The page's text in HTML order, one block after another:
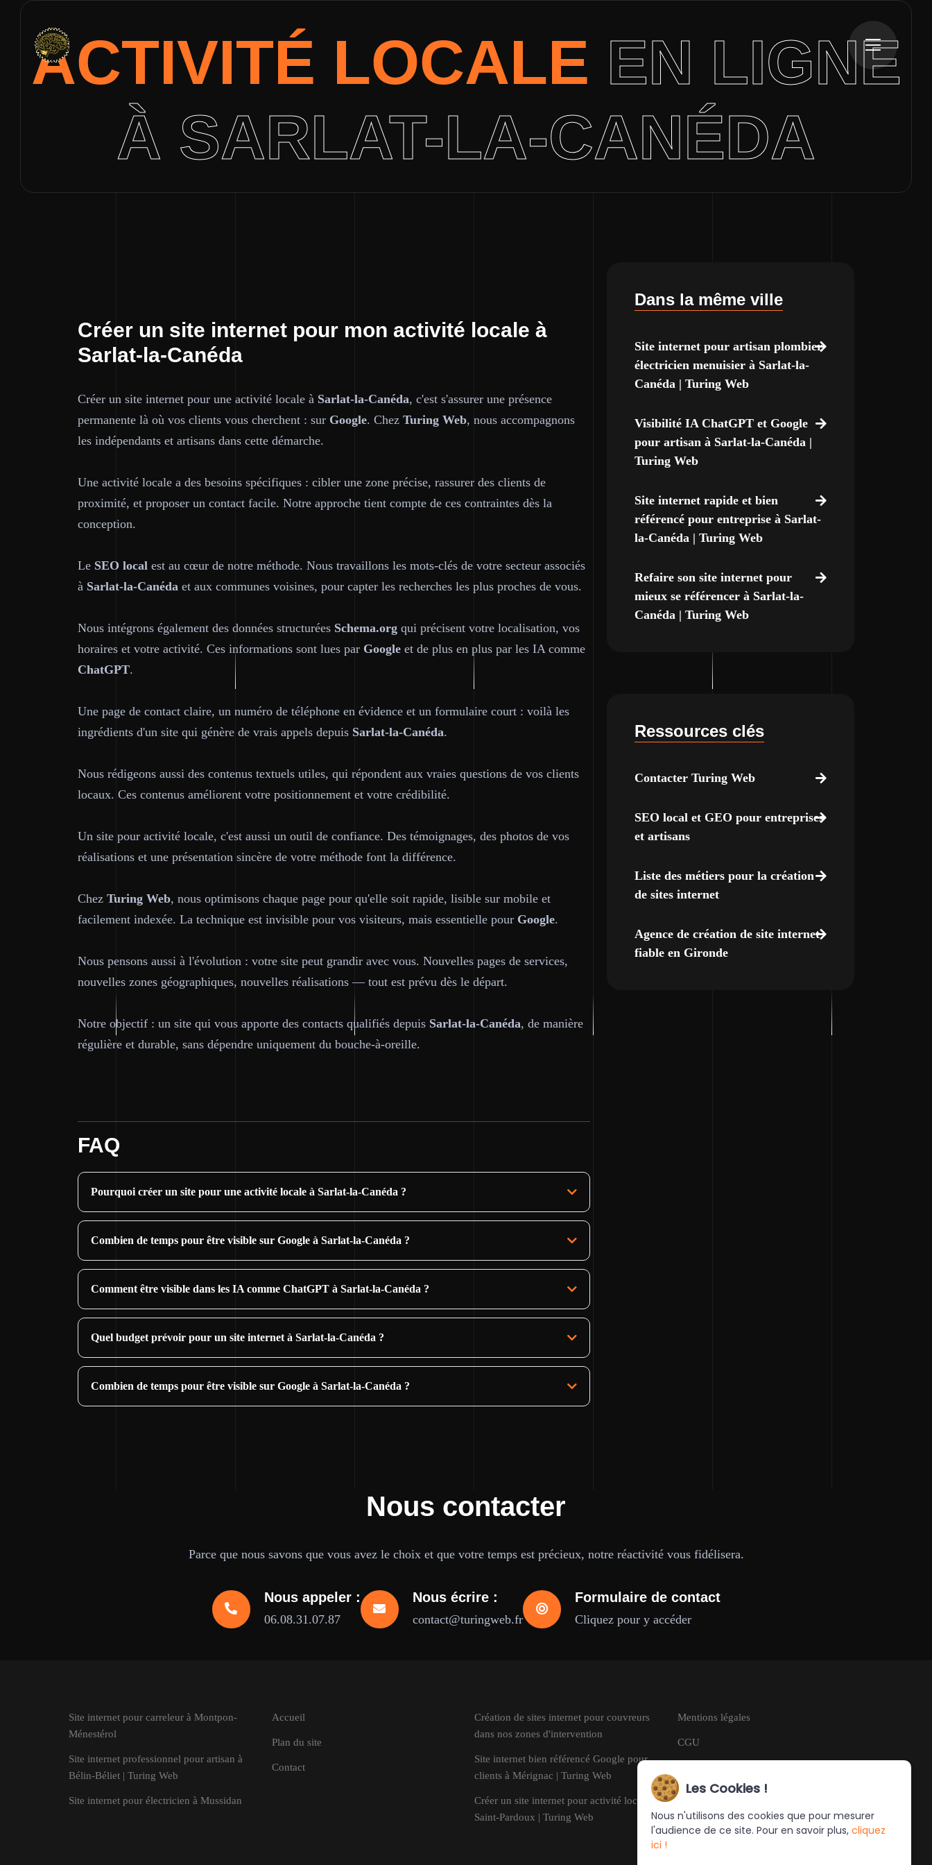
ACTIVITÉ LOCALE EN LIGNE
À SARLAT-LA-CANÉDA
Créer un site internet pour mon activité locale à
Sarlat-la-Canéda
Créer un site internet pour une activité locale à Sarlat-la-Canéda, c'est s'assurer une présence
permanente là où vos clients vous cherchent : sur Google. Chez Turing Web, nous accompagnons
les indépendants et artisans dans cette démarche.
Une activité locale a des besoins spécifiques : cibler une zone précise, rassurer des clients de
proximité, et proposer un contact facile. Notre approche tient compte de ces contraintes dès la
conception.
Le SEO local est au cœur de notre méthode. Nous travaillons les mots-clés de votre secteur associés
à Sarlat-la-Canéda et aux communes voisines, pour capter les recherches les plus proches de vous.
Nous intégrons également des données structurées Schema.org qui précisent votre localisation, vos
horaires et votre activité. Ces informations sont lues par Google et de plus en plus par les IA comme
ChatGPT.
Une page de contact claire, un numéro de téléphone en évidence et un formulaire court : voilà les
ingrédients d'un site qui génère de vrais appels depuis Sarlat-la-Canéda.
Nous rédigeons aussi des contenus textuels utiles, qui répondent aux vraies questions de vos clients
locaux. Ces contenus améliorent votre positionnement et votre crédibilité.
Un site pour activité locale, c'est aussi un outil de confiance. Des témoignages, des photos de vos
réalisations et une présentation sincère de votre méthode font la différence.
Chez Turing Web, nous optimisons chaque page pour qu'elle soit rapide, lisible sur mobile et
facilement indexée. La technique est invisible pour vos visiteurs, mais essentielle pour Google.
Nous pensons aussi à l'évolution : votre site peut grandir avec vous. Nouvelles pages de services,
nouvelles zones géographiques, nouvelles réalisations — tout est prévu dès le départ.
Notre objectif : un site qui vous apporte des contacts qualifiés depuis Sarlat-la-Canéda, de manière
régulière et durable, sans dépendre uniquement du bouche-à-oreille.
FAQ
Pourquoi créer un site pour une activité locale à Sarlat-la-Canéda ?
Combien de temps pour être visible sur Google à Sarlat-la-Canéda ?
Comment être visible dans les IA comme ChatGPT à Sarlat-la-Canéda ?
Quel budget prévoir pour un site internet à Sarlat-la-Canéda ?
Combien de temps pour être visible sur Google à Sarlat-la-Canéda ?
Dans la même ville
Site internet pour artisan plombier
électricien menuisier à Sarlat-la-
Canéda | Turing Web
Visibilité IA ChatGPT et Google
pour artisan à Sarlat-la-Canéda |
Turing Web
Site internet rapide et bien
référencé pour entreprise à Sarlat-
la-Canéda | Turing Web
Refaire son site internet pour
mieux se référencer à Sarlat-la-
Canéda | Turing Web
Ressources clés
Contacter Turing Web
SEO local et GEO pour entreprises
et artisans
Liste des métiers pour la création
de sites internet
Agence de création de site internet
fiable en Gironde
Nous contacter
Parce que nous savons que vous avez le choix et que votre temps est précieux, notre réactivité vous fidélisera.
Nous appeler :
06.08.31.07.87
Nous écrire :
contact@turingweb.fr
Formulaire de contact
Cliquez pour y accéder
Site internet pour carreleur à Montpon-
Ménestérol
Site internet professionnel pour artisan à
Bélin-Béliet | Turing Web
Site internet pour électricien à Mussidan
Accueil
Plan du site
Contact
Création de sites internet pour couvreurs
dans nos zones d'intervention
Site internet bien référencé Google pour
clients à Mérignac | Turing Web
Créer un site internet pour activité locale à
Saint-Pardoux | Turing Web
Mentions légales
CGU
Les Cookies !
Nous n'utilisons des cookies que pour mesurer
l'audience de ce site. Pour en savoir plus, cliquez
ici !